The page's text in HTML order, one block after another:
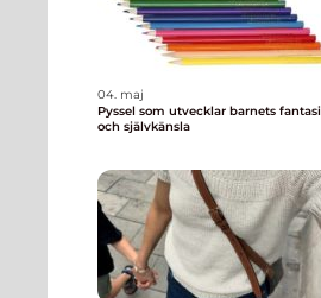
04. maj
Pyssel som utvecklar barnets fantasi
och självkänsla